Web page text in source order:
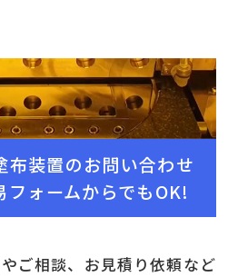
布装置のお問い合わせ
フォームからでもOK!
ご相談、お見積り依頼など